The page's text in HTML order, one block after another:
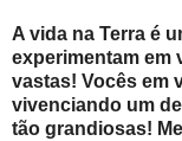
A vida na Terra é
experimentam em
vastas! Vocês em
vivenciando um
tão grandiosas!